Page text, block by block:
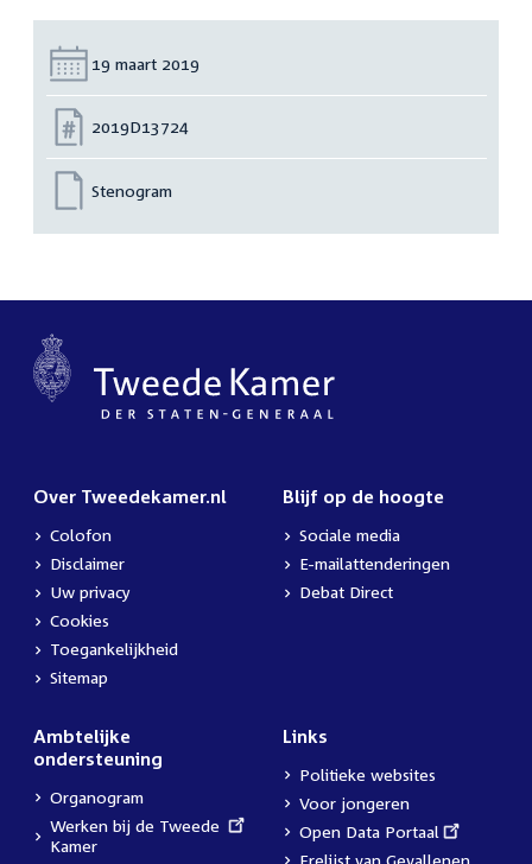
Datum:
19 maart 2019
Nummer:
2019D13724
Stenogram
Over Tweedekamer.nl
Colofon
Disclaimer
Uw privacy
Cookies
Toegankelijkheid
Sitemap
Blijf op de hoogte
Sociale media
E-mailattenderingen
Debat Direct
Ambtelijke
ondersteuning
Organogram
External
link:
Werken bij de Tweede
Kamer
Links
Politieke websites
Voor jongeren
External
link:
Open Data Portaal
Erelijst van Gevallenen